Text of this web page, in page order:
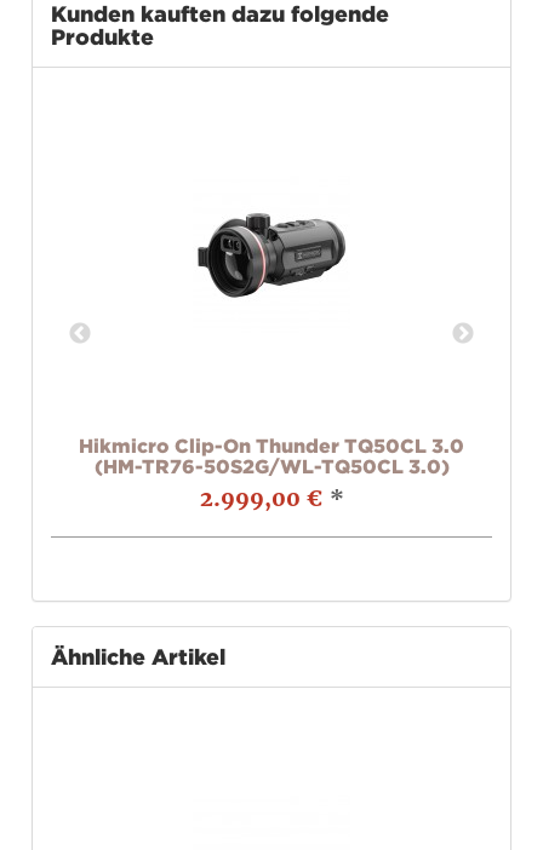
Kunden kauften dazu folgende
Produkte
Hikmicro Clip-On Thunder TQ50CL 3.0
(HM-TR76-50S2G/WL-TQ50CL 3.0)
2.999,00 € *
Ähnliche Artikel